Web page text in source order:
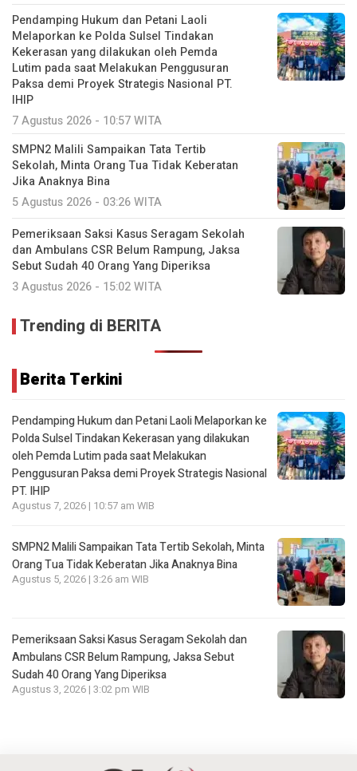
Pendamping Hukum dan Petani Laoli
Melaporkan ke Polda Sulsel Tindakan
Kekerasan yang dilakukan oleh Pemda
Lutim pada saat Melakukan Penggusuran
Paksa demi Proyek Strategis Nasional PT.
IHIP
7 Agustus 2026 - 10:57 WITA
SMPN2 Malili Sampaikan Tata Tertib
Sekolah, Minta Orang Tua Tidak Keberatan
Jika Anaknya Bina
5 Agustus 2026 - 03:26 WITA
Pemeriksaan Saksi Kasus Seragam Sekolah
dan Ambulans CSR Belum Rampung, Jaksa
Sebut Sudah 40 Orang Yang Diperiksa
3 Agustus 2026 - 15:02 WITA
Trending di BERITA
Berita Terkini
Pendamping Hukum dan Petani Laoli Melaporkan ke
Polda Sulsel Tindakan Kekerasan yang dilakukan
oleh Pemda Lutim pada saat Melakukan
Penggusuran Paksa demi Proyek Strategis Nasional
PT. IHIP
Agustus 7, 2026 | 10:57 am WIB
SMPN2 Malili Sampaikan Tata Tertib Sekolah, Minta
Orang Tua Tidak Keberatan Jika Anaknya Bina
Agustus 5, 2026 | 3:26 am WIB
Pemeriksaan Saksi Kasus Seragam Sekolah dan
Ambulans CSR Belum Rampung, Jaksa Sebut
Sudah 40 Orang Yang Diperiksa
Agustus 3, 2026 | 3:02 pm WIB